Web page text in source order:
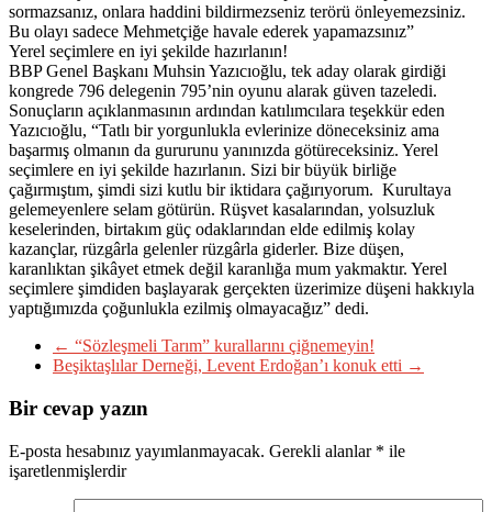
sormazsanız, onlara haddini bildirmezseniz terörü önleyemezsiniz.
Bu olayı sadece Mehmetçiğe havale ederek yapamazsınız”
Yerel seçimlere en iyi şekilde hazırlanın!
BBP Genel Başkanı Muhsin Yazıcıoğlu, tek aday olarak girdiği
kongrede 796 delegenin 795’nin oyunu alarak güven tazeledi.
Sonuçların açıklanmasının ardından katılımcılara teşekkür eden
Yazıcıoğlu, “Tatlı bir yorgunlukla evlerinize döneceksiniz ama
başarmış olmanın da gururunu yanınızda götüreceksiniz. Yerel
seçimlere en iyi şekilde hazırlanın. Sizi bir büyük birliğe
çağırmıştım, şimdi sizi kutlu bir iktidara çağırıyorum. Kurultaya
gelemeyenlere selam götürün. Rüşvet kasalarından, yolsuzluk
keselerinden, birtakım güç odaklarından elde edilmiş kolay
kazançlar, rüzgârla gelenler rüzgârla giderler. Bize düşen,
karanlıktan şikâyet etmek değil karanlığa mum yakmaktır. Yerel
seçimlere şimdiden başlayarak gerçekten üzerimize düşeni hakkıyla
yaptığımızda çoğunlukla ezilmiş olmayacağız” dedi.
← “Sözleşmeli Tarım” kurallarını çiğnemeyin!
Beşiktaşlılar Derneği, Levent Erdoğan’ı konuk etti →
Bir cevap yazın
E-posta hesabınız yayımlanmayacak. Gerekli alanlar * ile
işaretlenmişlerdir